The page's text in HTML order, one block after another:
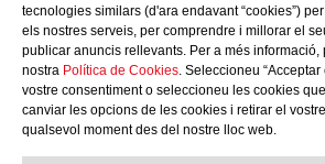
tecnologies similars (d'ara endavant “cookies”)
els nostres serveis, per comprendre i millorar el
publicar anuncis rellevants. Per a més informació,
nostra Política de Cookies. Seleccioneu “Acceptar
vostre consentiment o seleccioneu les cookies
canviar les opcions de les cookies i retirar el
qualsevol moment des del nostre lloc web.